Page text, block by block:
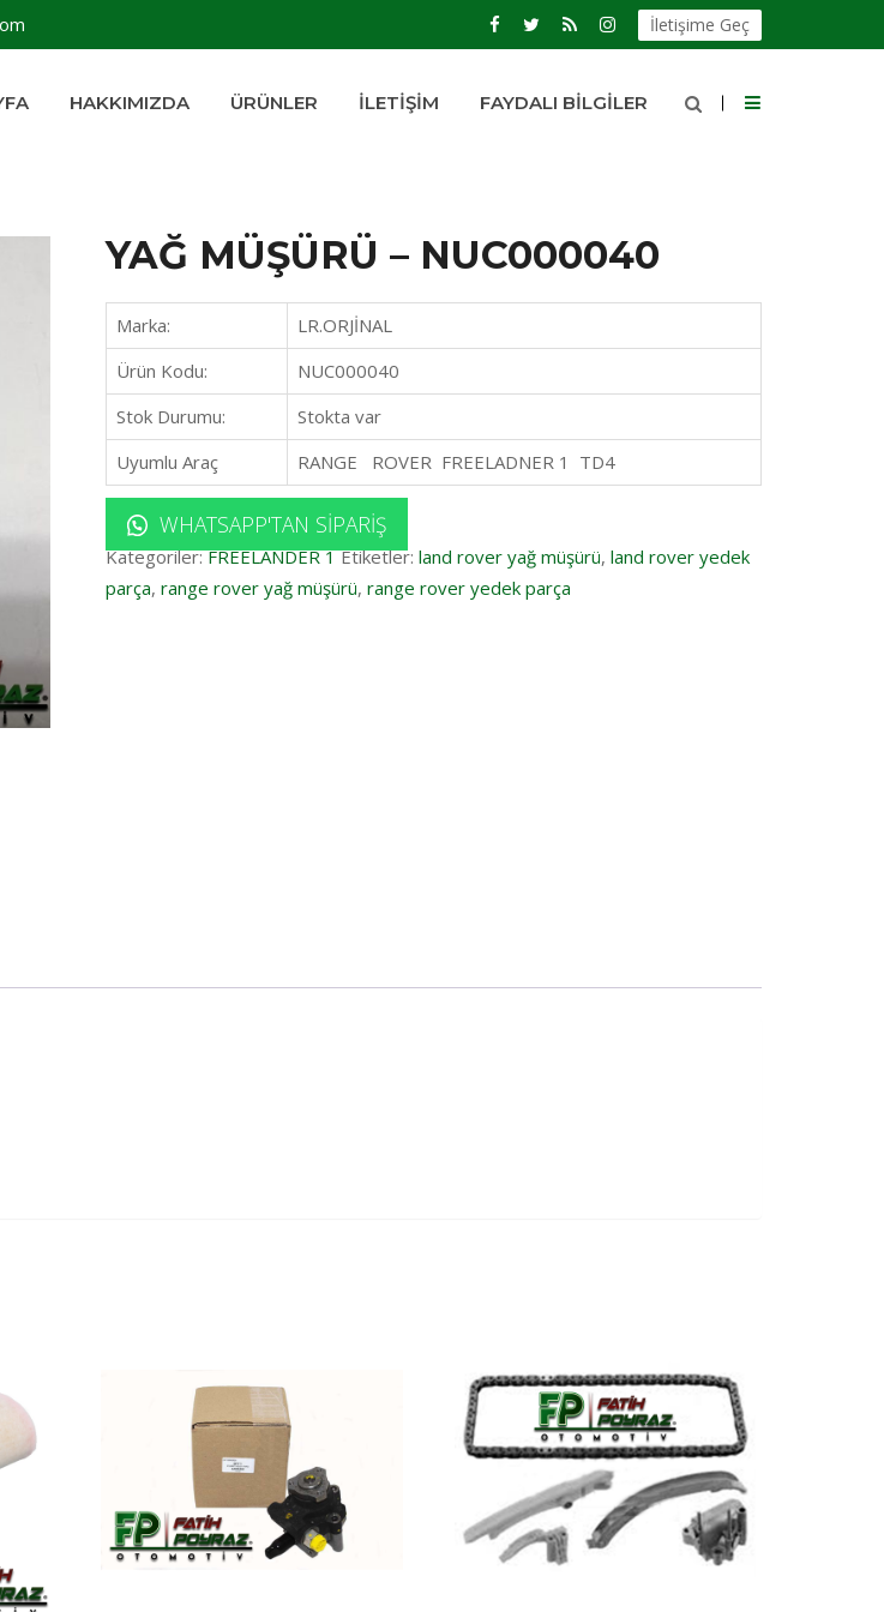
İletişime Geç
HAKKIMIZDA ÜRÜNLER İLETIŞIM FAYDALI BILGILER
YAĞ MÜŞÜRÜ – NUC000040
Marka:
LR.ORJİNAL
Ürün Kodu:
NUC000040
Stok Durumu:
Stokta var
Uyumlu Araç
RANGE ROVER FREELADNER 1 TD4
WHATSAPP'TAN SIPARIŞ
Kategoriler:FREELANDER 1 Etiketler: land rover yağ müşürü, land rover yedek
parça, range rover yağ müşürü, range rover yedek parça